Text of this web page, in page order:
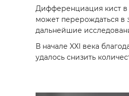
Дифференциация кист в
может перерождаться в
дальнейшие
В начале XXI века
удалось снизить